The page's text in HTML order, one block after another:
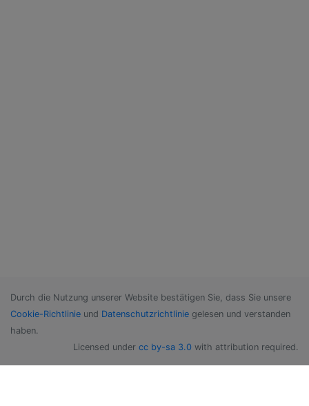
Durch die Nutzung unserer Website bestätigen Sie, dass Sie unsere
Cookie-Richtlinie und Datenschutzrichtlinie gelesen und verstanden
haben.
Licensed under cc by-sa 3.0 with attribution required.